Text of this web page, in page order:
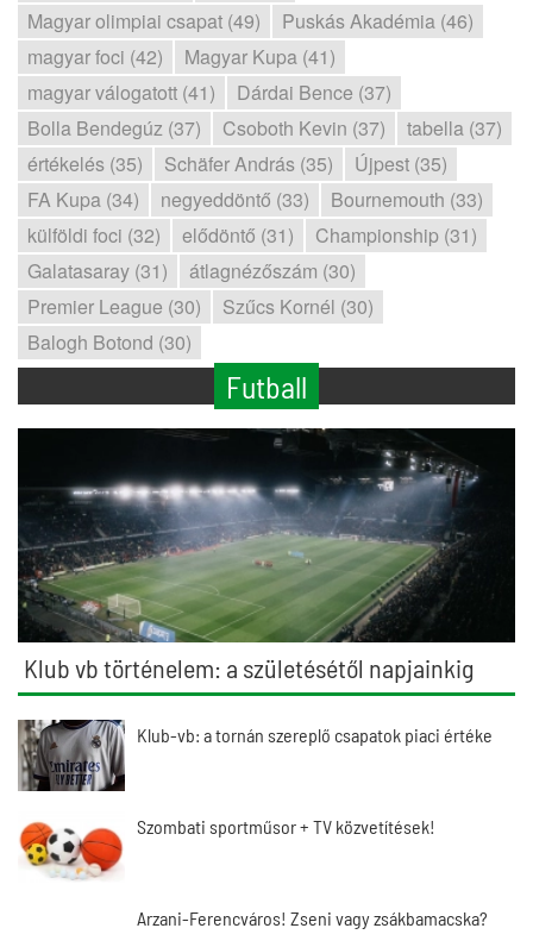
Magyar olimpiai csapat (49)
Puskás Akadémia (46)
magyar foci (42)
Magyar Kupa (41)
magyar válogatott (41)
Dárdai Bence (37)
Bolla Bendegúz (37)
Csoboth Kevin (37)
tabella (37)
értékelés (35)
Schäfer András (35)
Újpest (35)
FA Kupa (34)
negyeddöntő (33)
Bournemouth (33)
külföldi foci (32)
elődöntő (31)
Championship (31)
Galatasaray (31)
átlagnézőszám (30)
Premier League (30)
Szűcs Kornél (30)
Balogh Botond (30)
Futball
Klub vb történelem: a születésétől napjainkig
Klub-vb: a tornán szereplő csapatok piaci értéke
Szombati sportműsor + TV közvetítések!
Arzani-Ferencváros! Zseni vagy zsákbamacska?